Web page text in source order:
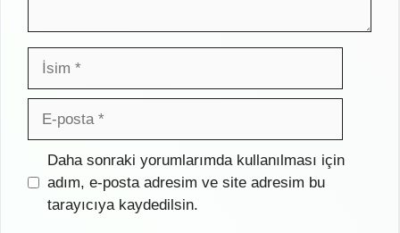
İsim
posta
İnternet
sitesi
Daha sonraki yorumlarımda kullanılması için
adım, e-posta adresim ve site adresim bu
tarayıcıya kaydedilsin.